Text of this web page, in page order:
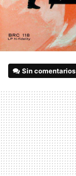
Sin comentarios